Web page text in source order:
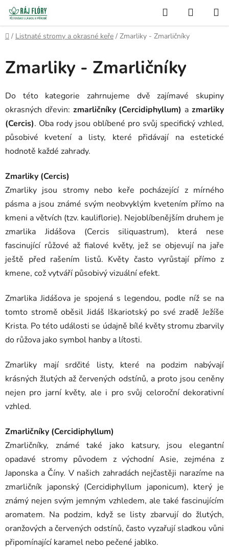
Přejít
obsah
Hledat
KOŠÍK
Domů
/ Listnaté stromy a okrasné keře / Zmarliky - Zmarličníky
Zmarliky - Zmarličníky
Do této kategorie zahrnujeme dvě zajímavé skupiny
okrasných dřevin: zmarličníky (Cercidiphyllum) azmarliky
(Cercis). Oba rody jsou oblíbené pro svůj specifický vzhled,
působivé kvetení a listy, které přidávají na estetické
hodnotě každé zahrady.
Zmarliky (Cercis)
Zmarliky jsou stromy nebo keře pocházející z mírného
pásma a jsou známé svým neobvyklým kvetením přímo na
kmeni a větvích (tzv. kauliflorie). Nejoblíbenějším druhem je
zmarlika Jidášova (Cercis siliquastrum), která nese
fascinující růžové až fialové květy, jež se objevují na jaře
ještě před rašením listů. Květy často vyrůstají přímo z
kmene, což vytváří působivý vizuální efekt.
Zmarlika Jidášova je spojená s legendou, podle níž se na
tomto stromě oběsil Jidáš Iškariotský po své zradě Ježíše
Krista. Po této události se údajně bílé květy stromu zbarvily
do růžova jako symbol hanby a lítosti.
Zmarliky mají srdčité listy, které na podzim nabývají
krásných žlutých až červených odstínů, a proto jsou ceněny
nejen pro jarní květy, ale i pro svůj celoroční dekorativní
vzhled.
Zmarličníky (Cercidiphyllum)
Zmarličníky, známé také jako katsury, jsou elegantní
opadavé stromy původem z východní Asie, zejména z
Japonska a Číny. V našich zahradách nejčastěji narazíme na
zmarličník japonský (Cercidiphyllum japonicum), který je
známý nejen svým jemným vzhledem, ale také fascinujícím
aromatem. Na podzim, když se listy zbarvují do žlutých,
oranžových a červených odstínů, často vyzařují sladkou vůni
připomínající karamel nebo pečené jablko.
Semínko